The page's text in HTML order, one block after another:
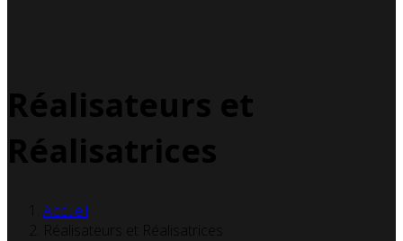
Réalisateurs et
Réalisatrices
Accueil
Réalisateurs et Réalisatrices